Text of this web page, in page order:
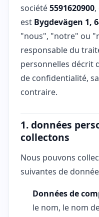
société5591620900
est Bygdevägen 1,
"nous", "notre" ou
responsable du
personnelles décrit
de confidentialité,
contraire.
1. données
collectons
Nous pouvons
suivantes de
Données de
le nom, le nom